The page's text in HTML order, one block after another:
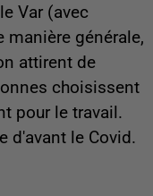
Var (avec
manière générale,
attirent de
choisissent
pour le travail.
d'avant le Covid.